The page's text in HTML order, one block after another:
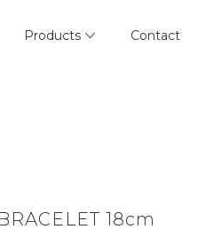
Products Contact
18cm